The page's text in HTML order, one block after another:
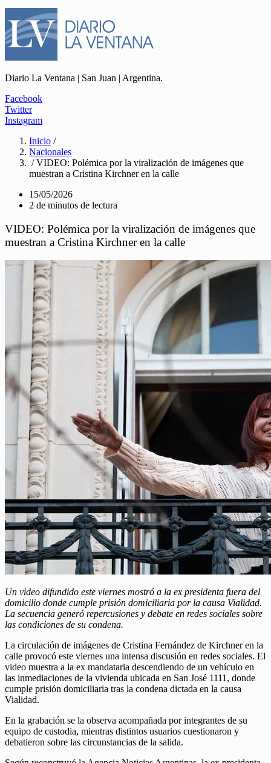
Diario La Ventana | San Juan | Argentina.
Facebook
Twitter
Instagram
Inicio /
Nacionales
/ VIDEO: Polémica por la viralización de imágenes que
muestran a Cristina Kirchner en la calle
15/05/2026
2 de minutos de lectura
VIDEO: Polémica por la viralización de imágenes que
muestran a Cristina Kirchner en la calle
Un video difundido este viernes mostró a la ex presidenta fuera del
domicilio donde cumple prisión domiciliaria por la causa Vialidad.
La secuencia generó repercusiones y debate en redes sociales sobre
las condiciones de su condena.
La circulación de imágenes de Cristina Fernández de Kirchner en la
calle provocó este viernes una intensa discusión en redes sociales. El
video muestra a la ex mandataria descendiendo de un vehículo en
las inmediaciones de la vivienda ubicada en San José 1111, donde
cumple prisión domiciliaria tras la condena dictada en la causa
Vialidad.
En la grabación se la observa acompañada por integrantes de su
equipo de custodia, mientras distintos usuarios cuestionaron y
debatieron sobre las circunstancias de la salida.